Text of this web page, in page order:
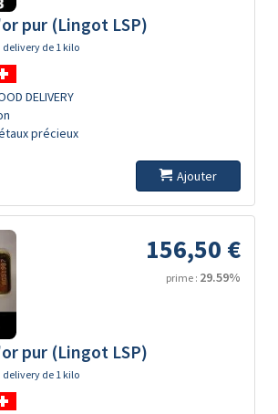
pur (Lingot LSP)
delivery de 1 kilo
DELIVERY
précieux
Ajouter
156,50 €
prime : 29.59%
pur (Lingot LSP)
delivery de 1 kilo